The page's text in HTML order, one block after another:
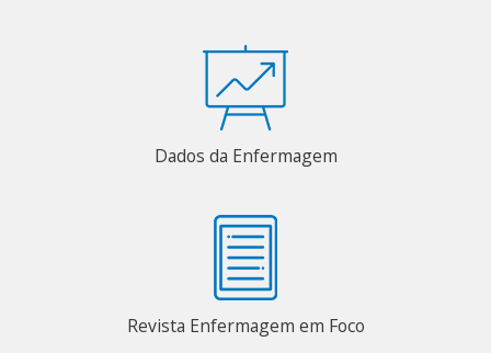
Dados da Enfermagem
Revista Enfermagem em Foco